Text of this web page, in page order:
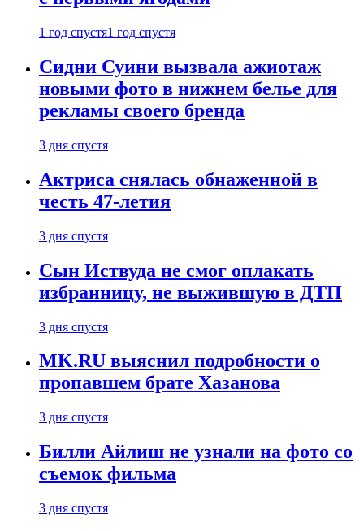
1 год спустя1 год спустя
Сидни Суини вызвала ажиотаж
новыми фото в нижнем белье для
рекламы своего бренда
3 дня спустя
Актриса снялась обнаженной в
честь 47-летия
3 дня спустя
Сын Иствуда не смог оплакать
избранницу, не выжившую в ДТП
3 дня спустя
MK.RU выяснил подробности о
пропавшем брате Хазанова
3 дня спустя
Билли Айлиш не узнали на фото со
съемок фильма
3 дня спустя